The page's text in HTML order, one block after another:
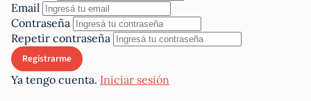
Email
Contraseña
Repetir contraseña
Ya tengo cuenta. Iniciar sesión